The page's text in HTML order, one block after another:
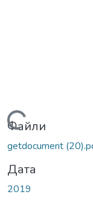
Вантажиться...
Файли
getdocument
Дата
2019